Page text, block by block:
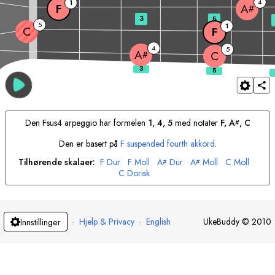
A# 4 C 5
C 5 F 1
F 1 A#
3 5
Den Fsus4 arpeggio har formelen 1, 4, 5med notater F, A#, C
Den er basert på F suspended fourth akkord.
Tilhørende skalaer: F Dur F Moll A# Dur A# Moll C Moll
C Dorisk
Innstillinger · Hjelp & Privacy · English UkeBuddy © 2010